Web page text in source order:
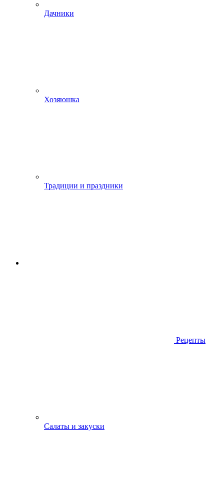
Дачники
Хозяюшка
Традиции и праздники
Рецепты
Салаты и закуски